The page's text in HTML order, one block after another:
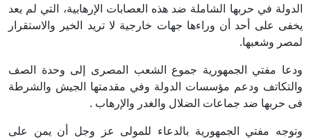
الدولة في حربها الشاملة ضد هذه العصابات الإرهابية، التي لم يعد
يخفى على أحد أن وراءها جهات خارجية لا تريد الخير والاستقرار
لمصر وشعبها.
ودعا مفتي الجمهورية جموع الشعب المصرى إلى وحدة الصف
والتكاتف ودعم مؤسسات الدولة وفي مقدمتها الجيش والشرطة
فى حربها ضد جماعات الضلال والغدر والإرهاب .
وتوجه مفتي الجمهورية بالدعاء للمولى عز وجل أن يمن على